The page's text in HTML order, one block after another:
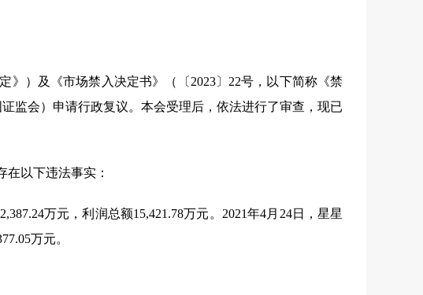
》）及《市场禁入决定书》（〔2023〕 22号，以下简称《禁
监会）申请行政复议。本会受理后，依法进行了审查，现已
以下违法事实：
万元，利润总额15,421.78万元。 2021年4月 24日，星星
万元。